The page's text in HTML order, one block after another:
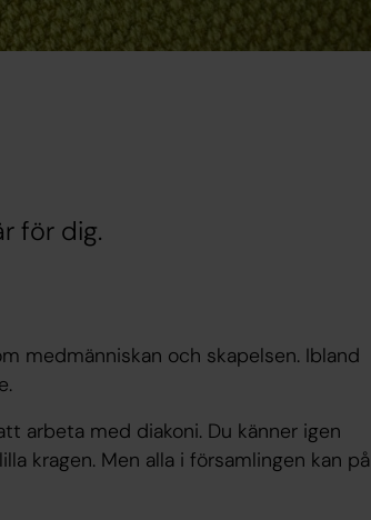
för dig.
medmänniskan och skapelsen. Ibland
arbeta med diakoni. Du känner igen
kragen. Men alla i församlingen kan på